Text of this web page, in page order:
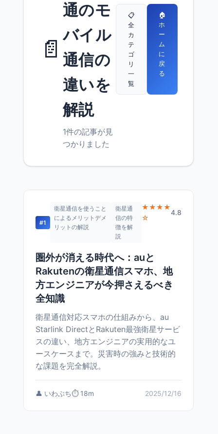
📄
通のモ
バイル
通信の
違いを
解説
1件の記事が見
つかりました
📋
全
カ
テ
ゴ
リ
一
覧
🏠
ホ
ー
ム
に
戻
る
#1
衛星通信を使うこと
によるメリットデメ
リットの解説
衛星通
信の特
徴を解
説
★★★★
☆
4.8
圏外が消える時代へ：auと
Rakutenの衛星通信スマホ、地
方エンジニアが今押さえるべき
全知識
衛星通信対応スマホの仕組みから、au
Starlink DirectとRakuten最強衛星サービ
スの違い、地方エンジニアの実用的なユ
ースケースまで。災害時の強みと技術的
な課題を完全解説。
👤 いわぶち⏱️ 18m 2025/12/16